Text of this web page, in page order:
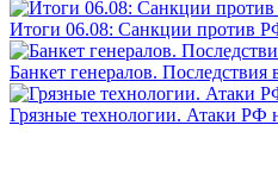
Итоги 06.08: Санкции против
Банкет генералов.
Грязные технологии. Атаки